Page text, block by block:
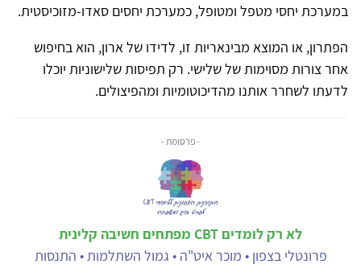
במערכת יחסי מטפל ומטופל, כמערכת יחסים סאדו-מזוכיסטית.
הפתרון, או המוצא מבינאריות זו, לדידו של ארון, הוא בחיפוש
אחר צורות מסוימות של שלישי. רק תפיסות שלישוניות יוכלו
לדעתו לשחרר אותנו מהדיכוטומיות ומהפיצולים.
- פרסומת -
לא רק לומדים CBT מפתחים חשיבה קלינית
פרונטלי בצפון • מוכר איט"ה • גמול השתלמות • התנסות